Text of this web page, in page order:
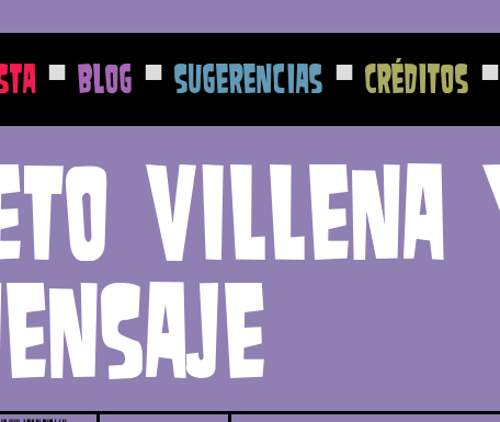
■ Blog ■ Sugerencias ■ Créditos ■
Villena